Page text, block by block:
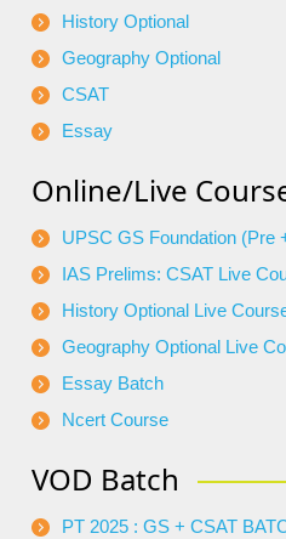
History Optional
Geography Optional
CSAT
Essay
Online/Live
UPSC GS Foundation (Pre
IAS Prelims: CSAT Live
History Optional Live
Geography Optional Live
Essay Batch
Ncert Course
VOD Batch
PT 2025 : GS + CSAT